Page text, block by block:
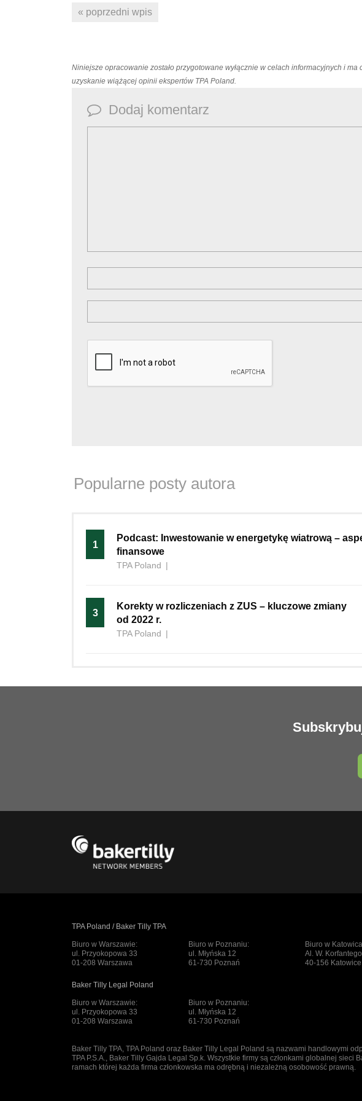
« poprzedni wpis
Niniejsze opracowanie zostało przygotowane wyłącznie w celach informacyjnych i
uzyskanie wiążącej opinii ekspertów TPA Poland.
Dodaj komentarz
Popularne posty autora
1
Podcast: Inwestowanie w energetykę wiatrową –
finansowe
TPA Poland |
3
Korekty w rozliczeniach z ZUS – kluczowe zmiany
od 2022 r.
TPA Poland |
TPA Poland / Baker Tilly TPA
Biuro w Warszawie:
ul. Przyokopowa 33
01-208 Warszawa
Biuro w Poznaniu:
ul. Młyńska 12
61-730 Poznań
Biuro w
Al. W.
40-156 Katowice
Baker Tilly Legal Poland
Biuro w Warszawie:
ul. Przyokopowa 33
01-208 Warszawa
Biuro w Poznaniu:
ul. Młyńska 12
61-730 Poznań
Baker Tilly TPA, TPA Poland oraz Baker Tilly Legal Poland są nazwami handlowymi
TPA P.S.A., Baker Tilly Gajda Legal Sp.k. Wszystkie firmy są członkami globalnej sieci
ramach której każda firma członkowska ma odrębną i niezależną osobowość prawną.